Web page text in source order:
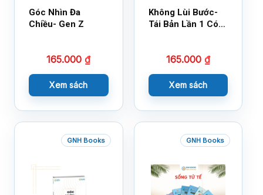
Góc Nhìn Đa
Chiều- Gen Z
165.000₫
Xem sách
Không Lùi Bước-
Tái Bản Lần 1 Có
165.000 ₫
Xem sách
GNH Books GNH Books